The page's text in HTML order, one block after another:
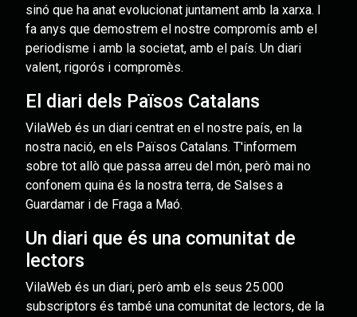
sinó que ha anat evolucionat juntament amb la xarxa. I
fa anys que demostrem el nostre compromís amb el
periodisme i amb la societat, amb el país. Un diari
valent, rigorós i compromès.
El diari dels Països Catalans
VilaWeb és un diari centrat en el nostre país, en la
nostra nació, en els Països Catalans. T'informem
sobre tot allò que passa arreu del món, però mai no
confonem quina és la nostra terra, de Salses a
Guardamar i de Fraga a Maó.
Un diari que és una comunitat de
lectors
VilaWeb és un diari, però amb els seus 25.000
subscriptors és també una comunitat de lectors, de la